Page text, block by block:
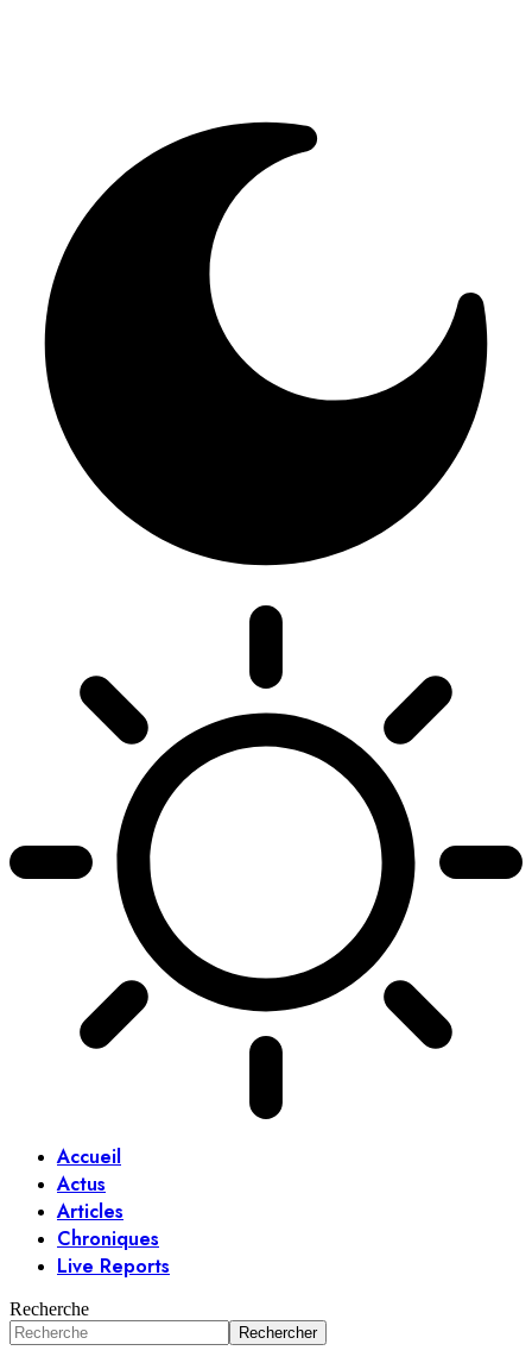
Accueil
Actus
Articles
Chroniques
Live Reports
Recherche